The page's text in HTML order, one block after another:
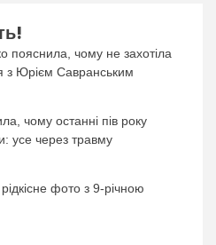
пояснила, чому не захотіла
з Юрієм Савранським
чому останні пів року
усе через травму
фото з 9-річною